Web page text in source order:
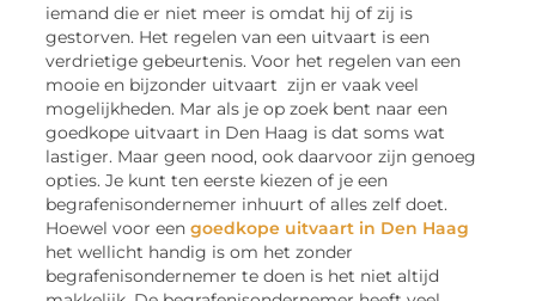
iemand die er niet meer is omdat hij of zij is
gestorven. Het regelen van een uitvaart is een
verdrietige gebeurtenis. Voor het regelen van een
mooie en bijzonder uitvaart zijn er vaak veel
mogelijkheden. Mar als je op zoek bent naar een
goedkope uitvaart in Den Haag is dat soms wat
lastiger. Maar geen nood, ook daarvoor zijn genoeg
opties. Je kunt ten eerste kiezen of je een
begrafenisondernemer inhuurt of alles zelf doet.
Hoewel voor eengoedkope uitvaart in Den Haag
het wellicht handig is om het zonder
begrafenisondernemer te doen is het niet altijd